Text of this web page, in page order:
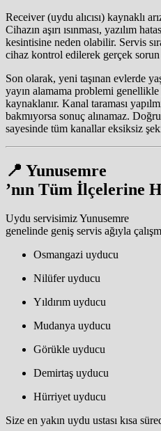
Receiver (uydu alıcısı) kaynaklı
Cihazın aşırı ısınması, yazılım
kesintisine neden olabilir. Servis
cihaz kontrol edilerek gerçek
Son olarak, yeni taşınan evlerde
yayın alamama problemi genellikle
kaynaklanır. Kanal taraması
bakmıyorsa sonuç alınamaz.
sayesinde tüm kanallar eksiksiz
📍 Yunusemre
’nın Tüm İlçelerine
Uydu servisimiz Yunusemre
genelinde geniş servis ağıyla
Osmangazi uyducu
Nilüfer uyducu
Yıldırım uyducu
Mudanya uyducu
Görükle uyducu
Demirtaş uyducu
Hürriyet uyducu
Size en yakın uydu ustası kısa